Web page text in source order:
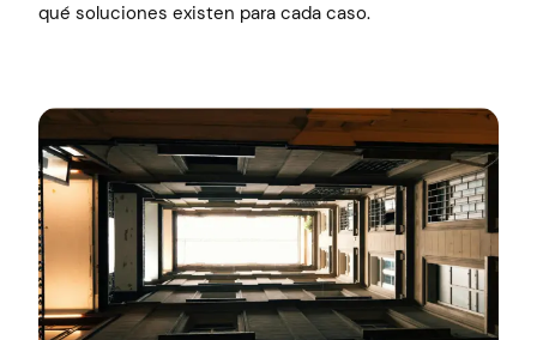
qué soluciones existen para cada caso.